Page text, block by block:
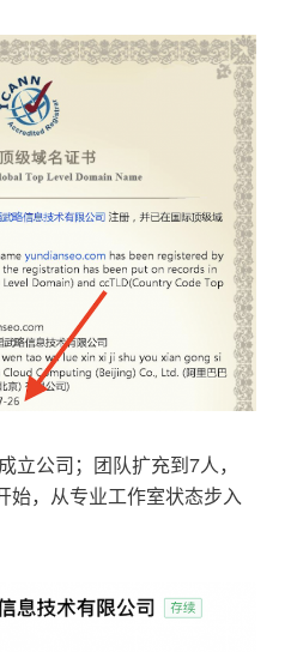
立公司；团队扩充到7人，
始，从专业工作室状态步入